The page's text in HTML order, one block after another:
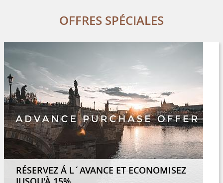
OFFRES SPÉCIALES
RÉSERVEZ Á L´AVANCE ET ECONOMISEZ